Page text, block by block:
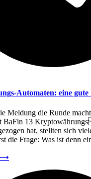
Automaten: eine gute
Meldung die Runde
BaFin 13
hat, stellten sich
die Frage: Was ist denn